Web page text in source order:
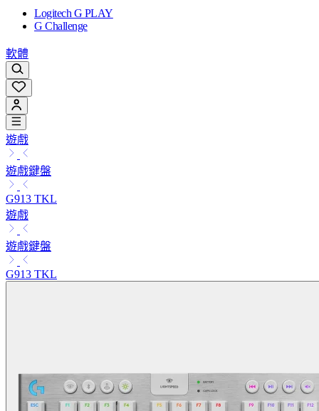
Logitech G PLAY
G Challenge
軟體
遊戲
遊戲鍵盤
G913 TKL
遊戲
遊戲鍵盤
G913 TKL